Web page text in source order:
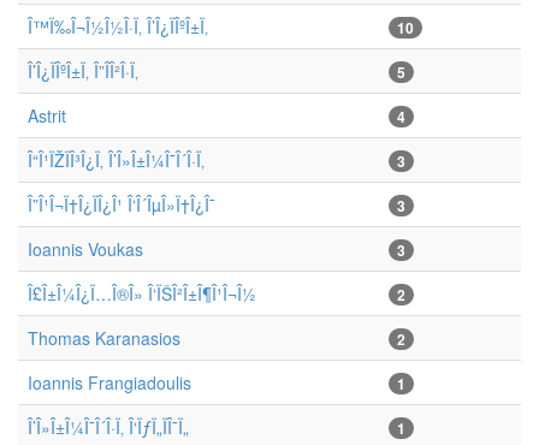
Î™Ï‰Î¬Î½Î½Î·Ï‚ Î’Î¿ÏÎºÎ±Ï‚ 10
Î’Î¿ÏÎºÎ±Ï‚ Î”Î­Î²Î·Ï‚ 5
Astrit 4
Î“Î¹ÏŽÏÎ³Î¿Ï‚ Î’Î»Î±Î¼Î¯Î´Î·Ï‚ 3
Î”Î¹Î¬Ï†Î¿ÏÎ¿Î¹ Î‘Î´ÎµÎ»Ï†Î¿Î¯ 3
Ioannis Voukas 3
Î£Î±Î¼Î¿Ï…Î®Î» Î‘ÏŠÎ²Î±Î¶Î¹Î¬Î½ 2
Thomas Karanasios 2
Ioannis Frangiadoulis 1
Î’Î»Î±Î¼Î¯Î´Î·Ï‚ Î‘ÏƒÏ„ÏÎ¯Ï„ 1